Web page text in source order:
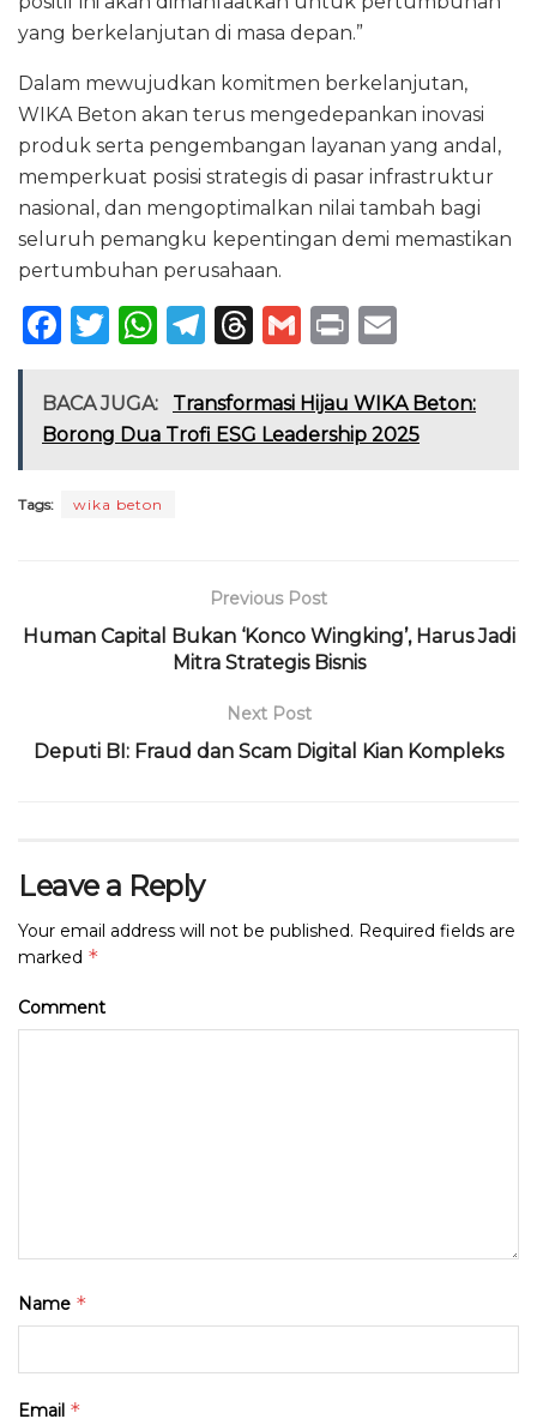
yang berkelanjutan di masa depan.”
Dalam mewujudkan komitmen berkelanjutan,
WIKA Beton akan terus mengedepankan inovasi
produk serta pengembangan layanan yang andal,
memperkuat posisi strategis di pasar infrastruktur
nasional, dan mengoptimalkan nilai tambah bagi
seluruh pemangku kepentingan demi memastikan
pertumbuhan perusahaan.
F
c
e
o
T
it
te
W
a
ts
p
T
e
g
T
re
a
G
ai
l
P
n
t
ai
l
BACA JUGA:
Transformasi Hijau WIKA Beton:
Borong Dua Trofi ESG Leadership 2025
Tags: wika beton
Previous Post
Human Capital Bukan ‘Konco Wingking’, Harus Jadi
Mitra Strategis Bisnis
Next Post
Deputi BI: Fraud dan Scam Digital Kian Kompleks
Leave a Reply
Your email address will not be published. Required fields are
marked *
Comment
Name *
Email *